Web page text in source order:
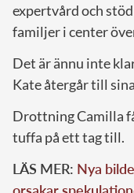
expertvård och
familjer i center
Det är ännu inte
Kate återgår till
Drottning Camilla
tuffa på ett tag till.
LÄS MER: Nya